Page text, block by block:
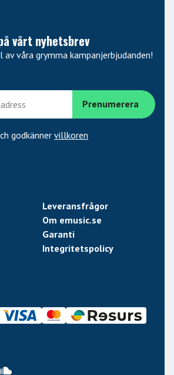
vårt nyhetsbrev
våra grymma kampanjerbjudanden!
godkänner villkoren
Leveransfrågor
Om emusic.se
Garanti
Integritetspolicy